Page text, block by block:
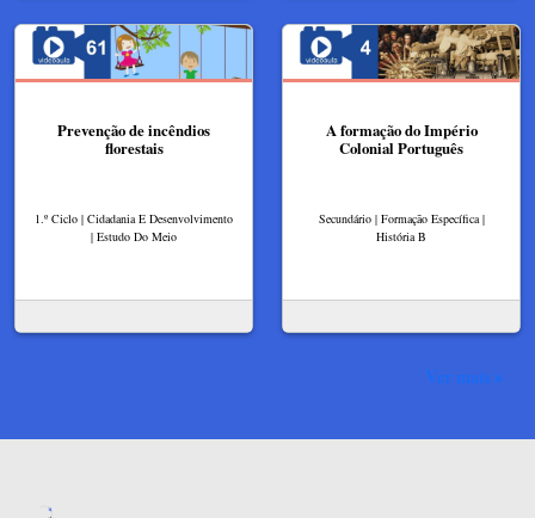
Prevenção de incêndios
florestais
1.º Ciclo | Cidadania E Desenvolvimento
| Estudo Do Meio
A formação do Império
Colonial Português
Secundário | Formação Específica |
História B
Ver mais